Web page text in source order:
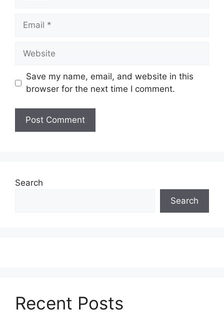
Email
Website
Save my name, email, and website in this
browser for the next time I comment.
Search
Search
Recent Posts